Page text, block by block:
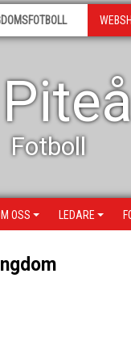
Fotboll
OSS LEDARE